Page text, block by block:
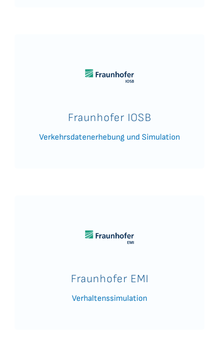
Fraunhofer IOSB
Verkehrsdatenerhebung und Simulation
Fraunhofer EMI
Verhaltenssimulation